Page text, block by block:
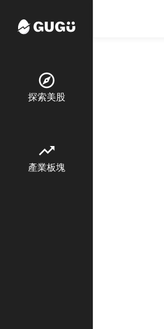
explore
探索美股
trending_up
產業板塊